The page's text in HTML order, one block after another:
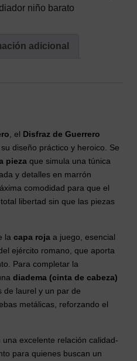
niño barato
adicional
, el Disfraz de Guerrero
diseño práctico y heroico. Se
pieza que simula una túnica
y detalles en marrón
comodidad para que el
libertad sin que las piezas
la capa roja a juego, esencial
ejército romano, que aporta
Para completar la
diadema (cinta de cabeza)
de laurel y un par de
metálicas, reforzando el
excelente relación calidad-
para quienes buscan un